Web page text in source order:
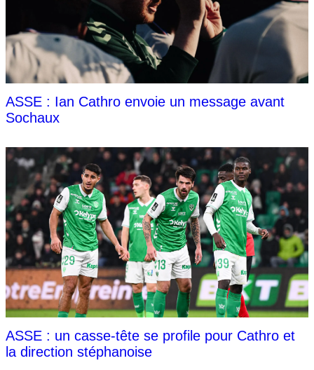
ASSE : Ian Cathro envoie un message avant
Sochaux
ASSE : un casse-tête se profile pour Cathro et
la direction stéphanoise